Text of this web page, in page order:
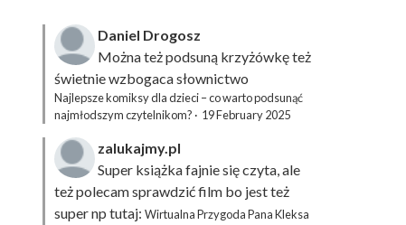
Daniel Drogosz
Można też podsuną krzyżówkęteż
świetnie wzbogaca słownictwo
Najlepsze komiksy dla dzieci – co warto podsunąć
najmłodszym czytelnikom? · 19 February 2025
zalukajmy.pl
Super książka fajnie się czyta, ale
też polecam sprawdzić film bo jest też
super np tutaj: Wirtualna Przygoda Pana Kleksa